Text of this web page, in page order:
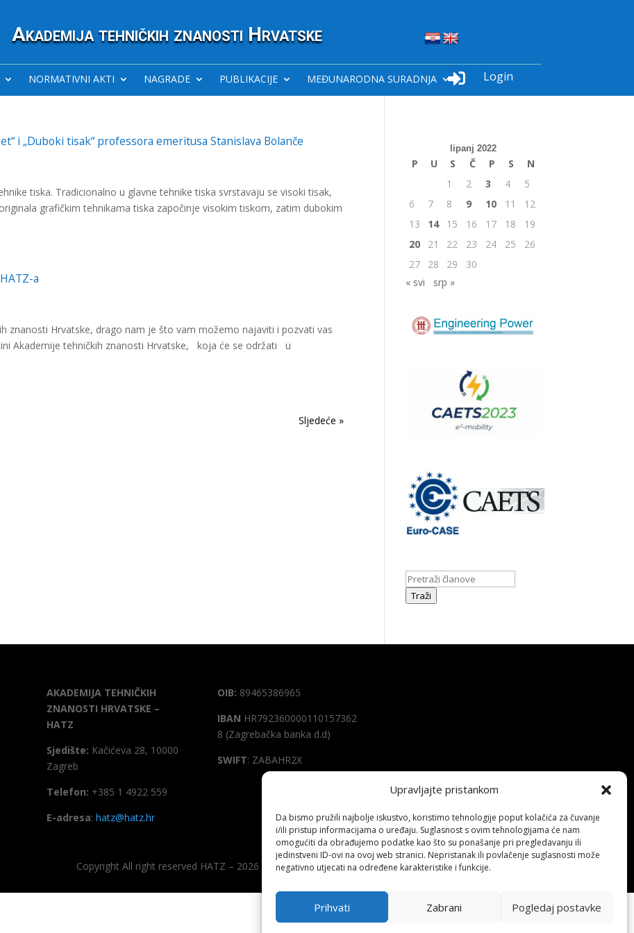
Upravljajte pristankom
Da bismo pružili najbolje iskustvo, koristimo tehnologije poput kolačića za čuvanje
i/ili pristup informacijama o uređaju. Suglasnost s ovim tehnologijama će nam
omogućiti da obrađujemo podatke kao što su ponašanje pri pregledavanju ili
jedinstveni ID-ovi na ovoj web stranici. Nepristanak ili povlačenje suglasnosti može
negativno utjecati na određene karakteristike i funkcije.
Prihvati Zabrani Pogledaj postavke
Akademija tehničkih znanosti Hrvatske
NORMATIVNI AKTI NAGRADE PUBLIKACIJE MEĐUNARODNA SURADNJA  Login
i „Duboki tisak“ professora emeritusa Stanislava Bolanče
tiska. Tradicionalno u glavne tehnike tiska svrstavaju se visoki tisak,
grafičkim tehnikama tiska započinje visokim tiskom, zatim dubokim
a
znanosti Hrvatske, drago nam je što vam možemo najaviti i pozvati vas
Akademije tehničkih znanosti Hrvatske, koja će se održati u
Next Entries »
lipanj 2022
P U S Č P S
N
1
2 3 4
5
6
7 8 9 10 11
12
13
14 15 16 17 18
19
20
21 22 23 24 25
26
27
28 29
30
« svi
srp »
Traži
AKADEMIJA TEHNIČKIH
ZNANOSTI HRVATSKE –
HATZ
Sjedište: Kačićeva 28, 10000
Zagreb
Telefon: +385 1 4922 559
E-adresa: hatz@hatz.hr
OIB: 89465386965
IBAN HR792360000110157362
8 (Zagrebačka banka d.d)
SWIFT: ZABAHR2X
Copyright All right reserved HATZ – 2026